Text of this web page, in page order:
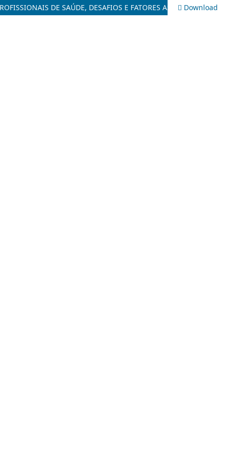
DE SAÚDE, DESAFIOS E FATORES ASSOCIADOS
Download